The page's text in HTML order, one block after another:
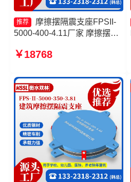
推荐
摩擦摆隔震支座FPSII-
5000-400-4.11厂家 摩擦摆支
源头工厂 摩擦摆隔震支座
￥18768